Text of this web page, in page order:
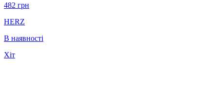
482 грн
HERZ
В наявності
Хіт